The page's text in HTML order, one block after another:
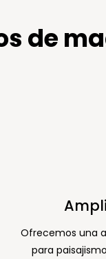
de
Ofrecemos una
para